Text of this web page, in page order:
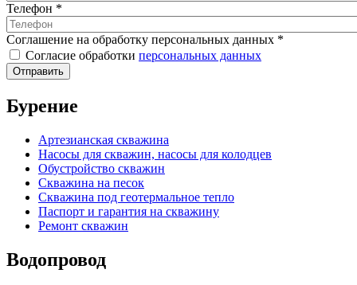
Телефон *
Соглашение на обработку персональных данных *
Согласие обработки персональных данных
Бурение
Артезианская скважина
Насосы для скважин, насосы для колодцев
Обустройство скважин
Скважина на песок
Скважина под геотермальное тепло
Паспорт и гарантия на скважину
Ремонт скважин
Водопровод